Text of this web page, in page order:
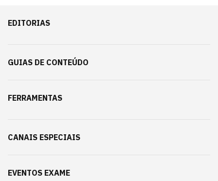
EDITORIAS
GUIAS DE CONTEÚDO
FERRAMENTAS
CANAIS ESPECIAIS
EVENTOS EXAME